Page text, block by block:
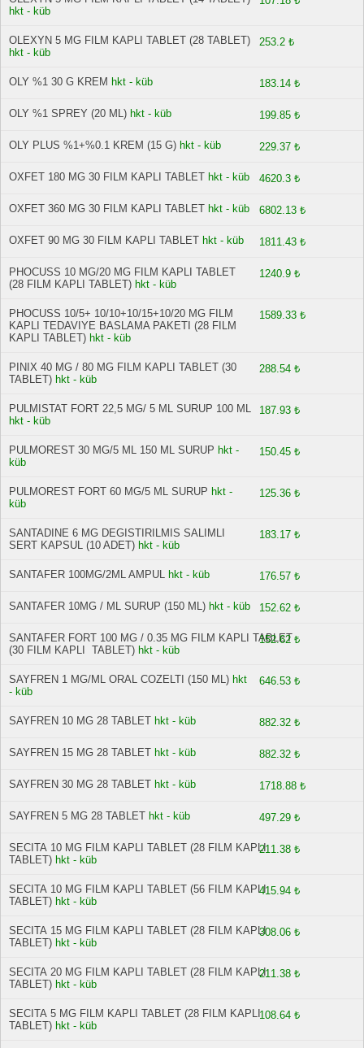
hkt - küb
OLEXYN 5 MG FILM KAPLI TABLET (28 TABLET)
hkt - küb
253.2 ₺
OLY %1 30 G KREM hkt - küb 183.14 ₺
OLY %1 SPREY (20 ML) hkt - küb 199.85 ₺
OLY PLUS %1+%0.1 KREM (15 G) hkt - küb 229.37 ₺
OXFET 180 MG 30 FILM KAPLI TABLET hkt - küb 4620.3 ₺
OXFET 360 MG 30 FILM KAPLI TABLET hkt - küb 6802.13 ₺
OXFET 90 MG 30 FILM KAPLI TABLET hkt - küb 1811.43 ₺
PHOCUSS 10 MG/20 MG FILM KAPLI TABLET
(28 FILM KAPLI TABLET) hkt - küb
1240.9 ₺
PHOCUSS 10/5+ 10/10+10/15+10/20 MG FILM
KAPLI TEDAVIYE BASLAMA PAKETI (28 FILM
KAPLI TABLET) hkt - küb
1589.33 ₺
PINIX 40 MG / 80 MG FILM KAPLI TABLET (30
TABLET) hkt - küb
288.54 ₺
PULMISTAT FORT 22,5 MG/ 5 ML SURUP 100 ML
hkt - küb
187.93 ₺
PULMOREST 30 MG/5 ML 150 ML SURUP hkt -
küb
150.45 ₺
PULMOREST FORT 60 MG/5 ML SURUP hkt -
küb
125.36 ₺
SANTADINE 6 MG DEGISTIRILMIS SALIMLI
SERT KAPSUL (10 ADET) hkt - küb
183.17 ₺
SANTAFER 100MG/2ML AMPUL hkt - küb 176.57 ₺
SANTAFER 10MG / ML SURUP (150 ML) hkt - küb 152.62 ₺
SANTAFER FORT 100 MG / 0.35 MG FILM KAPLI TABLET
(30 FILM KAPLI TABLET) hkt - küb
152.62 ₺
SAYFREN 1 MG/ML ORAL COZELTI (150 ML) hkt
- küb
646.53 ₺
SAYFREN 10 MG 28 TABLET hkt - küb 882.32 ₺
SAYFREN 15 MG 28 TABLET hkt - küb 882.32 ₺
SAYFREN 30 MG 28 TABLET hkt - küb 1718.88 ₺
SAYFREN 5 MG 28 TABLET hkt - küb 497.29 ₺
SECITA 10 MG FILM KAPLI TABLET (28 FILM KAPLI
TABLET) hkt - küb
211.38 ₺
SECITA 10 MG FILM KAPLI TABLET (56 FILM KAPLI
TABLET) hkt - küb
415.94 ₺
SECITA 15 MG FILM KAPLI TABLET (28 FILM KAPLI
TABLET) hkt - küb
308.06 ₺
SECITA 20 MG FILM KAPLI TABLET (28 FILM KAPLI
TABLET) hkt - küb
211.38 ₺
SECITA 5 MG FILM KAPLI TABLET (28 FILM KAPLI
TABLET) hkt - küb
108.64 ₺